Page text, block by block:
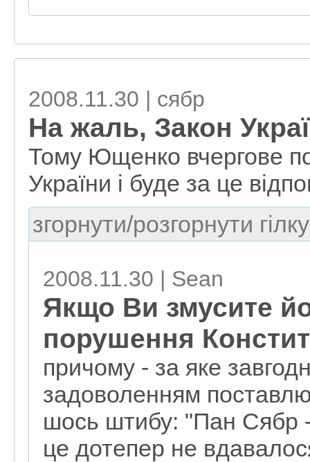
2008.11.30 | сябр
На жаль, Закон
Тому Ющенко вчергове
України і буде за це
згорнути/розгорнути
2008.11.30 | Sean
Якщо Ви змусите
порушення
причому - за яке
задоволенням
шось штибу: "Пан Сябр
це дотепер не